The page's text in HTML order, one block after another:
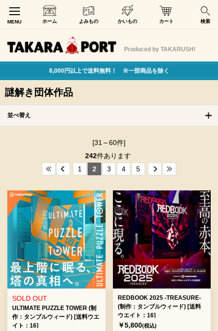
MENU ホーム よみもの かいもの カート 検索
Produced by TAKARUSH!
8,000円以上で送料無料！ ※一部商品を除く
謎解き団体作品
並べ替え
[31～60件]
242件あります
1
2 3 4 5
SOLD OUT
ULTIMATE PUZZLE TOWER (制
作：タンブルウィード) [送料ウエ
イト：16]
REDBOOK 2025 -TREASURE-
(制作：タンブルウィード) [送料
ウエイト：16]
￥5,800(税込)